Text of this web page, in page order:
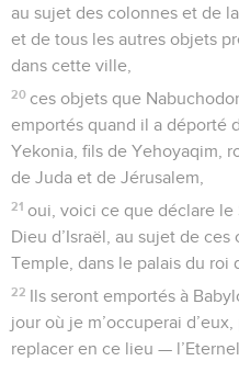
au sujet des colonnes et de
et de tous les autres objets
dans cette ville,
20 ces objets que
emportés quand il a déporté
Yekonia, fils de Yehoyaqim,
de Juda et de Jérusalem,
21 oui, voici ce que déclare le
Dieu d’Israël, au sujet de
Temple, dans le palais du roi
22 Ils seront emportés à
jour où je m’occuperai
replacer en ce lieu —